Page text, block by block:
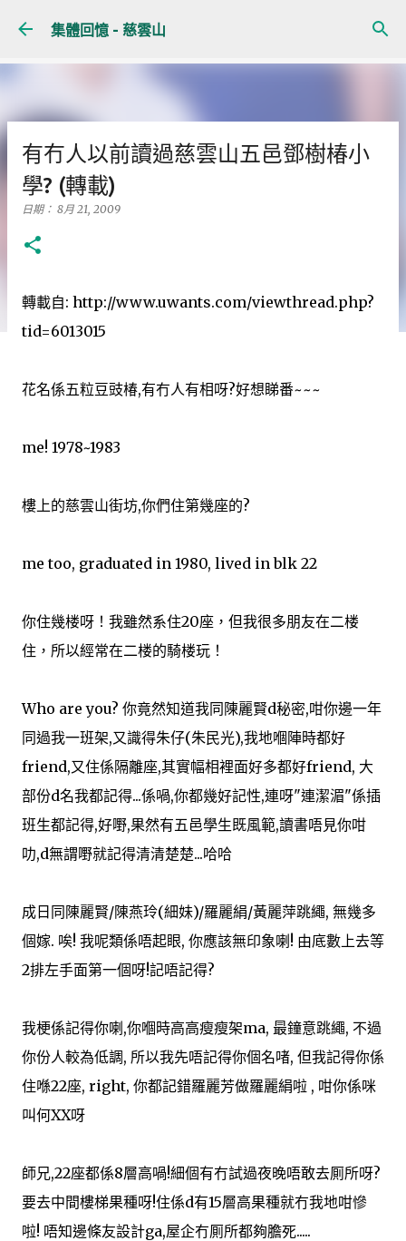
跳至主要內容
集體回憶 - 慈雲山
有冇人以前讀過慈雲山五邑鄧樹椿小
學? (轉載)
日期： 8月 21, 2009
轉載自: http://www.uwants.com/viewthread.php?
tid=6013015
花名係五粒豆豉椿,有冇人有相呀?好想睇番~~~
me! 1978~1983
樓上的慈雲山街坊,你們住第幾座的?
me too, graduated in 1980, lived in blk 22
你住幾楼呀！我雖然系住20座，但我很多朋友在二楼
住，所以經常在二楼的騎楼玩！
Who are you? 你竟然知道我同陳麗賢d秘密,咁你邊一年
同過我一班架,又識得朱仔(朱民光),我地嗰陣時都好
friend,又住係隔離座,其實幅相裡面好多都好friend, 大
部份d名我都記得...係喎,你都幾好記性,連呀"連潔湄"係插
班生都記得,好嘢,果然有五邑學生既風範,讀書唔見你咁
叻,d無謂嘢就記得清清楚楚...哈哈
成日同陳麗賢/陳燕玲(細妹)/羅麗絹/黃麗萍跳繩, 無幾多
個嫁. 唉! 我呢類係唔起眼, 你應該無印象喇! 由底數上去等
2排左手面第一個呀!記唔記得?
我梗係記得你喇,你嗰時高高瘦瘦架ma, 最鐘意跳繩, 不過
你份人較為低調, 所以我先唔記得你個名啫, 但我記得你係
住喺22座, right, 你都記錯羅麗芳做羅麗絹啦 , 咁你係咪
叫何XX呀
師兄,22座都係8層高喎!細個有冇試過夜晚唔敢去厠所呀?
要去中間樓梯果種呀!住係d有15層高果種就冇我地咁慘
啦! 唔知邊條友設計ga,屋企冇厠所都夠膽死.....